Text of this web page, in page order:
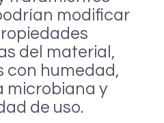
modificar
del material,
con humedad,
microbiana y
de uso.